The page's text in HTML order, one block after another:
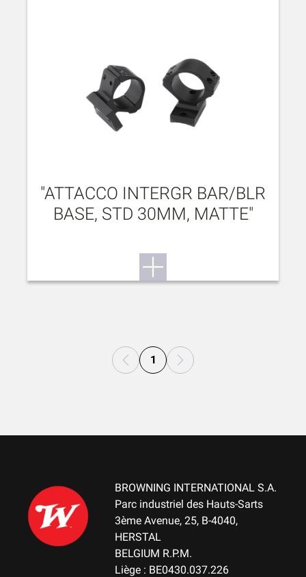
"ATTACCO INTERGR BAR/BLR
BASE, STD 30MM, MATTE"
1
BROWNING INTERNATIONAL S.A.
Parc industriel des Hauts-Sarts
3ème Avenue, 25, B-4040,
HERSTAL
BELGIUM R.P.M.
Liège : BE0430.037.226